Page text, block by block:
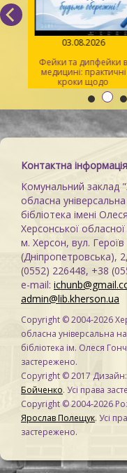
03.08.2026
Фейки та дипфейки в
медицині: практичні
кроки щодо
розпізнавання
Контактна інформація
Комунальний заклад
обласна
бібліотека імені
Херсонської
м. Херсон, вул. Героїв
(Дніпропетровська),
(0552) 226448, +38
e-mail:
admin@lib.kherson.ua
Copyright © 2004-2026
обласна універсальна
бібліотека ім. Олеся
застережено.
Copyright © 2017 Дизайн:
Бойченко. Усі права
Copyright © 2004-2026
Ярослав Полещук. Усі
застережено.